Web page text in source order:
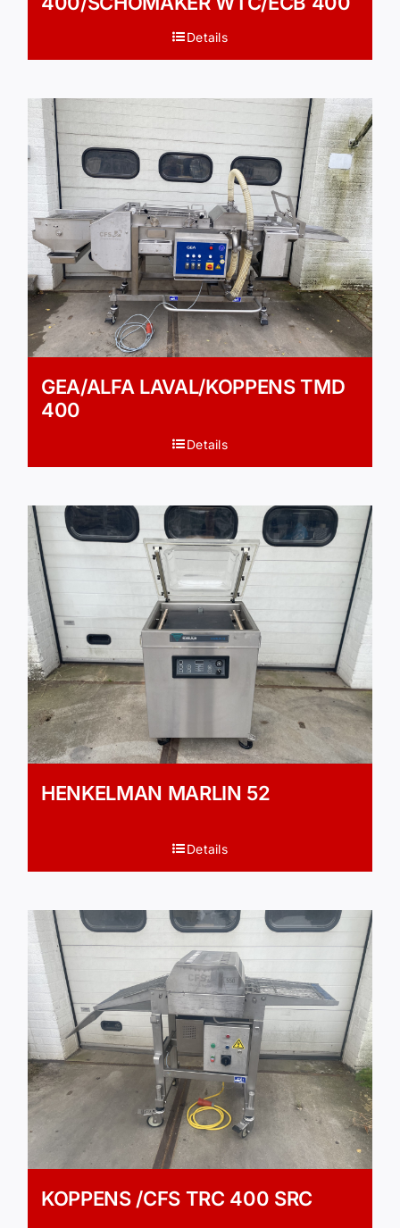
Details
GEA/ALFA LAVAL/KOPPENS TMD
400
Details
HENKELMAN MARLIN 52
Details
KOPPENS /CFS TRC 400 SRC